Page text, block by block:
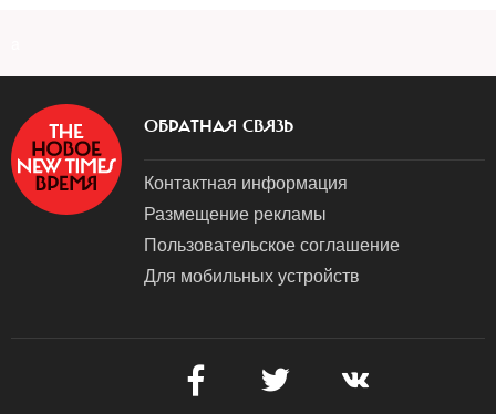
ОБРАТНАЯ СВЯЗЬ
Контактная информация
Размещение рекламы
Пользовательское соглашение
Для мобильных устройств